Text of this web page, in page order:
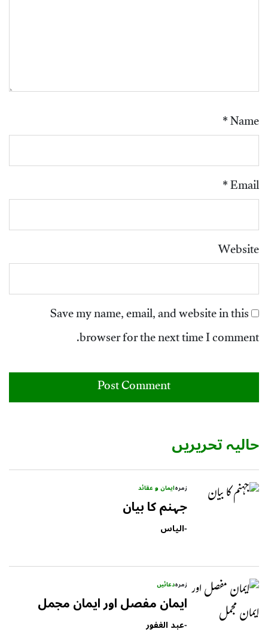
Name
*
Email
*
Website
Save my name, email, and website in this
browser for the next time I comment.
حالیہ تحریریں
زمرہایمان و عقائد
جہنم کا بیان
-الیاس
زمرہدعائیں
ایمان مفصل اور ایمان مجمل
-عبد الغفور